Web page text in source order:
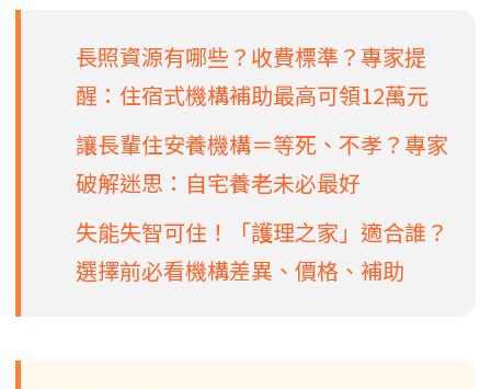
長照資源有哪些？收費標準？專家提
醒：住宿式機構補助最高可領12萬元
讓長輩住安養機構＝等死、不孝？專家
破解迷思：自宅養老未必最好
失能失智可住！「護理之家」適合誰？
選擇前必看機構差異、價格、補助